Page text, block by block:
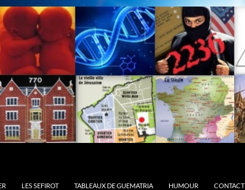
LES SEFIROT TABLEAUX DE GUEMATRIA HUMOUR CONTACT